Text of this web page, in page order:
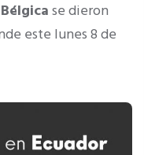
se dieron
este lunes 8 de